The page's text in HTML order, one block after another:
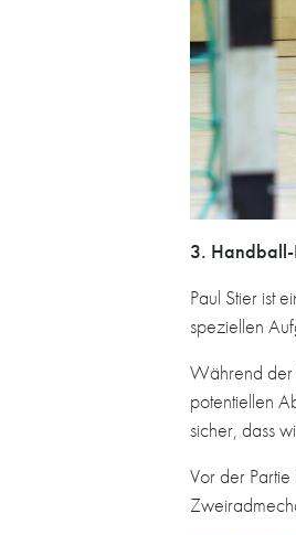
3. Handball-
Paul Stier ist
speziellen
Während der
potentiellen
sicher, dass
Vor der